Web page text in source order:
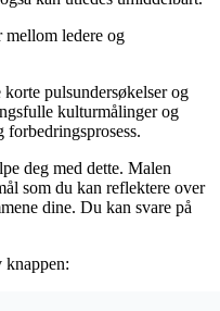
mellom ledere og
pulsundersøkelser og
kulturmålinger og
deg med dette. Malen
som du kan reflektere over
dine. Du kan svare på
knappen: